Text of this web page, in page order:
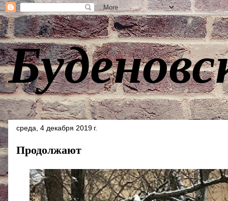
среда, 4 декабря 2019 г.
Продолжают